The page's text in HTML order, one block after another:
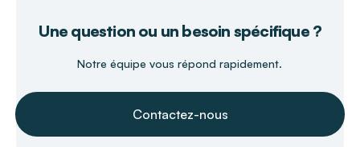
Une question ou un besoin spécifique ?
Notre équipe vous répond rapidement.
Contactez-nous